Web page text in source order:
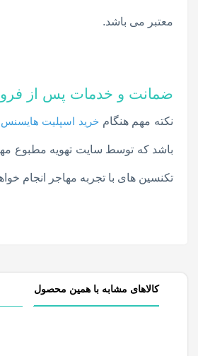
معتبر می باشد.
ضمانت و خدمات پس از فروش
نکته مهم هنگام خرید اسپلیت هایسنس
باشد که توسط سایت تهویه مطبوع
تکنسین های با تجربه مهاجر انجام
کالاهای مشابه با همین محصول